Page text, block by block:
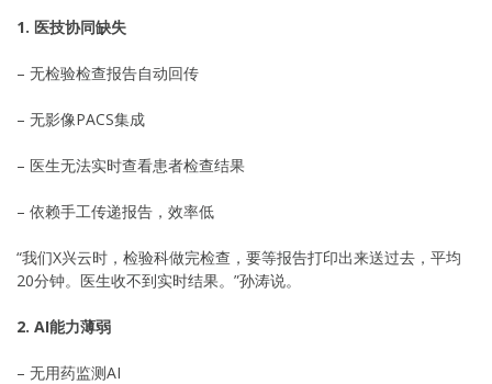
1. 医技协同缺失
– 无检验检查报告自动回传
– 无影像PACS集成
– 医生无法实时查看患者检查结果
– 依赖手工传递报告，效率低
“我们X兴云时，检验科做完检查，要等报告打印出来送过去，平均
20分钟。医生收不到实时结果。”孙涛说。
2. AI能力薄弱
– 无用药监测AI